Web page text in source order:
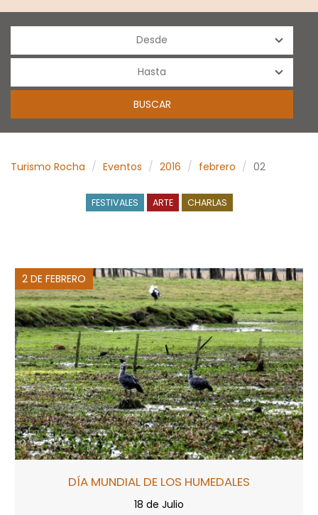
Turismo Rocha Eventos 2016 febrero 02
FESTIVALES ARTE CHARLAS
2 DE FEBRERO
DÍA MUNDIAL DE LOS HUMEDALES
18 de Julio